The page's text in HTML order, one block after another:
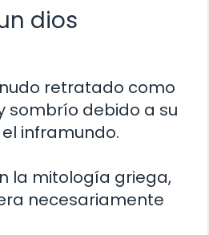
dios
retratado como
sombrío debido a su
inframundo.
la mitología griega,
necesariamente